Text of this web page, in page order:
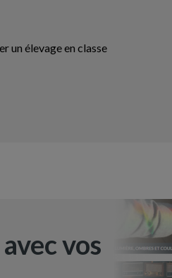
un élevage en classe
vos